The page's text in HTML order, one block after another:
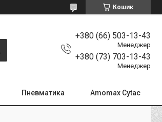
Кошик
+380 (66) 503-13-43
Менеджер
+380 (73) 703-13-43
Менеджер
Пневматика Amomax Cytac